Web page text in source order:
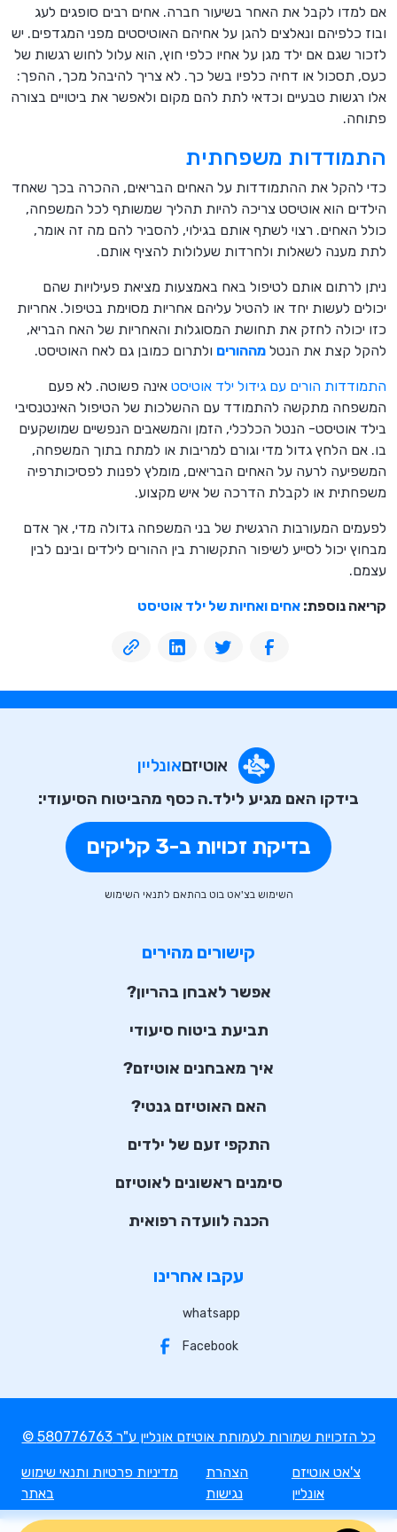
אם למדו לקבל את האחר בשיעור חברה. אחים רבים סופגים לעג
ובוז כלפיהם ונאלצים להגן על אחיהם האוטיסטים מפני המגדפים. יש
לזכור שגם אם ילד מגן על אחיו כלפי חוץ, הוא עלול לחוש רגשות של
כעס, תסכול או דחיה כלפיו בשל כך. לא צריך להיבהל מכך, ההפך:
אלו רגשות טבעיים וכדאי לתת להם מקום ולאפשר את ביטויים בצורה
פתוחה.
התמודדות משפחתית
כדי להקל את ההתמודדות על האחים הבריאים, ההכרה בכך שאחד
הילדים הוא אוטיסט צריכה להיות תהליך שמשותף לכל המשפחה,
כולל האחים. רצוי לשתף אותם בגילוי, להסביר להם מה זה אומר,
לתת מענה לשאלות ולחרדות שעלולות להציף אותם.
ניתן לרתום אותם לטיפול באח באמצעות מציאת פעילויות שהם
יכולים לעשות יחד או להטיל עליהם אחריות מסוימת בטיפול. אחריות
כזו יכולה לחזק את תחושת המסוגלות והאחריות של האח הבריא,
להקל קצת את הנטל מההורים ולתרום כמובן גם לאח האוטיסט.
התמודדות הורים עם גידול ילד אוטיסט אינה פשוטה. לא פעם
המשפחה מתקשה להתמודד עם ההשלכות של הטיפול האינטנסיבי
בילד אוטיסט- הנטל הכלכלי, הזמן והמשאבים הנפשיים שמושקעים
בו. אם הלחץ גדול מדי וגורם למריבות או למתח בתוך המשפחה,
המשפיעה לרעה על האחים הבריאים, מומלץ לפנות לפסיכותרפיה
משפחתית או לקבלת הדרכה של איש מקצוע.
לפעמים המעורבות הרגשית של בני המשפחה גדולה מדי, אך אדם
מבחוץ יכול לסייע לשיפור התקשורת בין ההורים לילדים ובינם לבין
עצמם.
קריאה נוספת: אחים ואחיות של ילד אוטיסט
אוטיזםאונליין
בידקו האם מגיע לילד.ה כסף מהביטוח הסיעודי:
בדיקת זכויות ב-3 קליקים
השימוש בצ'אט בוט בהתאם לתנאי השימוש
קישורים מהירים
אפשר לאבחן בהריון?
תביעת ביטוח סיעודי
איך מאבחנים אוטיזם?
האם האוטיזם גנטי?
התקפי זעם של ילדים
סימנים ראשונים לאוטיזם
הכנה לוועדה רפואית
עקבו אחרינו
whatsapp
Facebook
© כל הזכויות שמורות לעמותת אוטיזם אונליין ע"ר 580776763
מדיניות פרטיות ותנאי שימוש
באתר
הצהרת
נגישות
צ'אט אוטיזם
אונליין